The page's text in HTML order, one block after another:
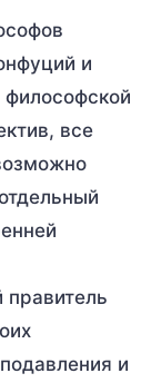
и
все
и